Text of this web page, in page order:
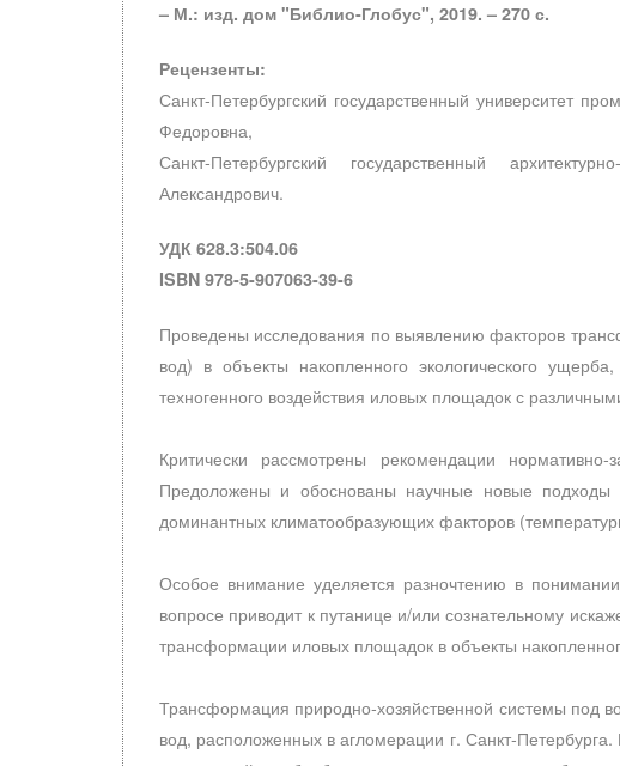
– М.: изд. дом "Библио-Глобус", 2019. – 270 с.
Рецензенты:
Санкт-Петербургский государственный университет
Федоровна,
Санкт-Петербургский государственный
Александрович.
УДК 628.3:504.06
ISBN 978-5-907063-39-6
Проведены исследования по выявлению факторов
вод) в объекты накопленного экологического
техногенного воздействия иловых площадок с
Критически рассмотрены рекомендации
Предоложены и обоснованы научные новые подходы
доминантных климатообразующих факторов
Особое внимание уделяется разночтению в
вопросе приводит к путанице и/или сознательному
трансформации иловых площадок в объекты
Трансформация природно-хозяйственной системы под
вод, расположенных в агломерации г. Санкт-